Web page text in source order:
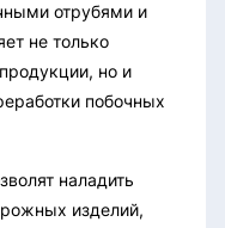
отрубями и
не только
но и
побочных
наладить
изделий,